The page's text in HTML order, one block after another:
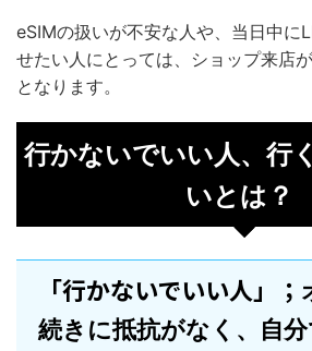
eSIMの扱いが不安な人や、当日中に
せたい人にとっては、ショップ来店
となります。
行かないでいい人、行
いとは？
「行かないでいい人」；
続きに抵抗がなく、自